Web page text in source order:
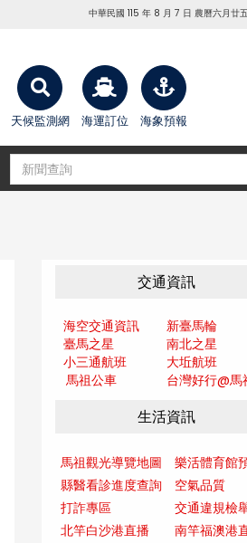
中華民國 115 年 8 月 7 日 農曆六月廿
天候監測網 海運訂位 海象預報
交通資訊
海空交通資訊
新臺馬輪
臺馬之星
南北之星
小三通航班
大坵航班
馬祖公車
台灣好行@馬
生活資訊
馬祖觀光導覽地圖
樂活體育館
縣醫看診進度查詢
空氣品質
打詐專區
交通違規檢
北竿白沙港直播
南竿福澳港